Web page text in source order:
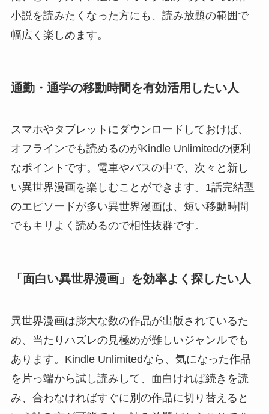
小説を読みたくなった方にも、読み放題の範囲で
幅広く楽しめます。
通勤・通学の移動時間を有効活用したい人
スマホやタブレットにダウンロードしておけば、
オフラインでも読めるのがKindle Unlimitedの便利
なポイントです。電車やバスの中で、次々と新し
い異世界漫画を楽しむことができます。1話完結型
のエピソードが多い異世界漫画は、短い移動時間
でもキリよく読めるので相性抜群です。
「面白い異世界漫画」を効率よく探したい人
異世界漫画は膨大な数の作品が出版されているた
め、当たりハズレの見極めが難しいジャンルでも
あります。Kindle Unlimitedなら、気になった作品
を片っ端から試し読みして、面白ければ続きを読
み、合わなければすぐに別の作品に切り替えると